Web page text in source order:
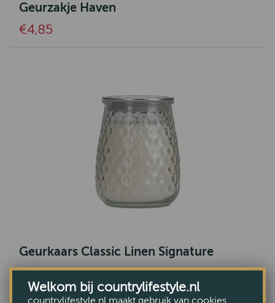
Geurzakje Haven
€4,85
Geurkaars Classic Linen Signature
€22,95
Welkom bij countrylifestyle.nl
countrylifestyle.nl maakt gebruik van cookies.